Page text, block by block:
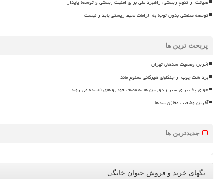
صیانت از تنوع زیستی، راهبرد ملی برای امنیت زیستی و توسعه پایدار
توسعه صنعتی بدون توجه به الزامات محیط زیستی پایدار نیست
پربحث ترین ها
آخرین وضعیت سدهای تهران
برداشت چوب از جنگلهای هیرکانی ممنوع ماند
هوای پاک برای شیراز دوربین ها به مصاف خودرو های آلاینده می روند
آخرین وضعیت مخازن سدها
جدیدترین ها
تگهای خرید و فروش حیوان خانگی